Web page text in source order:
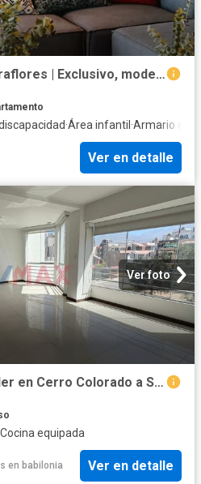
✨ Alquiler de flat en Miraflores | Exclusivo, moderno y listo para mudarte HOY
·Área infantil ·Armario
Ver en detalle
Ver foto
Departamento en alquiler en Cerro Colorado a S/1,800 al mes
Cocina equipada
en babilonia Ver en detalle